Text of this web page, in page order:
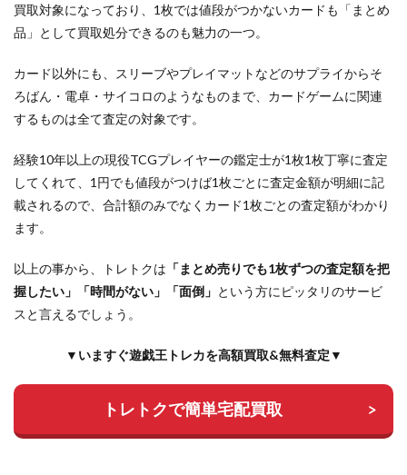
買取対象になっており、1枚では値段がつかないカードも「まとめ
品」として買取処分できるのも魅力の一つ。
カード以外にも、スリーブやプレイマットなどのサプライからそ
ろばん・電卓・サイコロのようなものまで、カードゲームに関連
するものは全て査定の対象です。
経験10年以上の現役TCGプレイヤーの鑑定士が1枚1枚丁寧に査定
してくれて、1円でも値段がつけば1枚ごとに査定金額が明細に記
載されるので、合計額のみでなくカード1枚ごとの査定額がわかり
ます。
以上の事から、トレトクは 「まとめ売りでも1枚ずつの査定額を把
握したい」「時間がない」「面倒」 という方にピッタリのサービ
スと言えるでしょう。
▼いますぐ遊戯王トレカを高額買取&無料査定▼
トレトクで簡単宅配買取